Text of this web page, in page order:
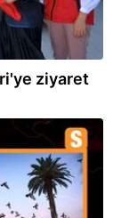
ziyaret